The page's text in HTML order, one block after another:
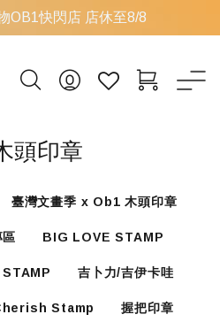
OB1快閃店 店休至8/8
頭印章
臺灣文畫季 x Ob1 木頭印章
BIG LOVE STAMP
吉卜力/吉伊卡哇
Stamp 握把印章